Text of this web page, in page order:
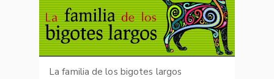
La familia de los bigotes largos